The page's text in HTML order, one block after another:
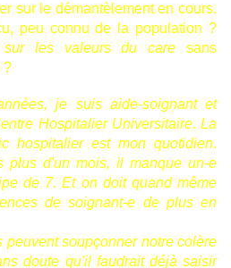
sur le démantèlement en cours.
peu connu de la population ?
sur les valeurs du care
sans
?
je suis aide-soignant et
Hospitalier Universitaire. La
hospitalier est mon quotidien.
plus d'un mois, il manque un-e
de 7. Et on doit quand même
de soignant-e de plus en
peuvent soupçonner notre colère
doute qu'il faudrait déjà saisir